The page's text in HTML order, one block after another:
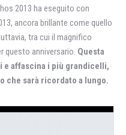
2013 ha eseguito con
ancora brillante come quello
tra cui il magnifico
questo anniversario. Questa
affascina i più grandicelli,
che sarà ricordato a lungo.